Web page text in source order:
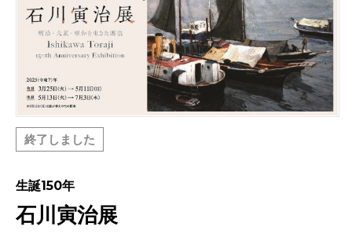
終了しました
生誕150年
石川寅治展